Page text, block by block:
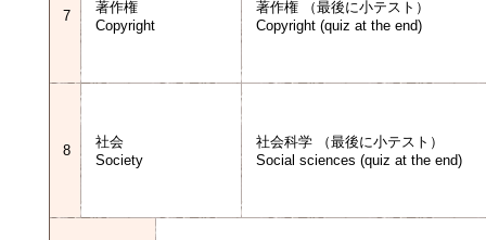
7
著作権
Copyright
著作権 （最後に小テスト）
Copyright (quiz at the end)
8
社会
Society
社会科学 （最後に小テスト）
Social sciences (quiz at the end)